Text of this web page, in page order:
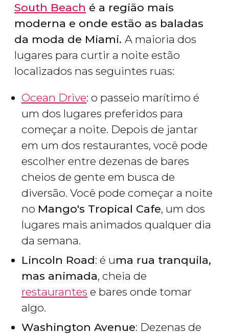
South Beach é a região mais
moderna e onde estão as baladas
da moda de Miami. A maioria dos
lugares para curtir a noite estão
localizados nas seguintes ruas:
Ocean Drive: o passeio marítimo é
um dos lugares preferidos para
começar a noite. Depois de jantar
em um dos restaurantes, você pode
escolher entre dezenas de bares
cheios de gente em busca de
diversão. Você pode começar a noite
no Mango's Tropical Cafe, um dos
lugares mais animados qualquer dia
da semana.
Lincoln Road: é uma rua tranquila,
mas animada, cheia de
restaurantes e bares onde tomar
algo.
Washington Avenue: Dezenas de